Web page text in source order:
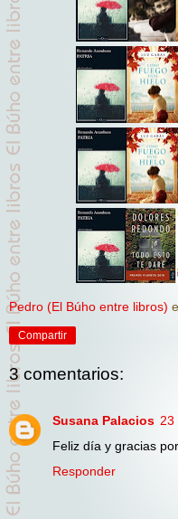
Pedro (El Búho entre libros)
Compartir
3 comentarios:
Susana Palacios 23
Feliz día y gracias
Responder